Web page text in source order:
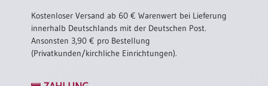
Kostenloser Versand ab 60 € Warenwert bei Lieferung
innerhalb Deutschlands mit der Deutschen Post.
Ansonsten 3,90 € pro Bestellung
(Privatkunden/kirchliche Einrichtungen).